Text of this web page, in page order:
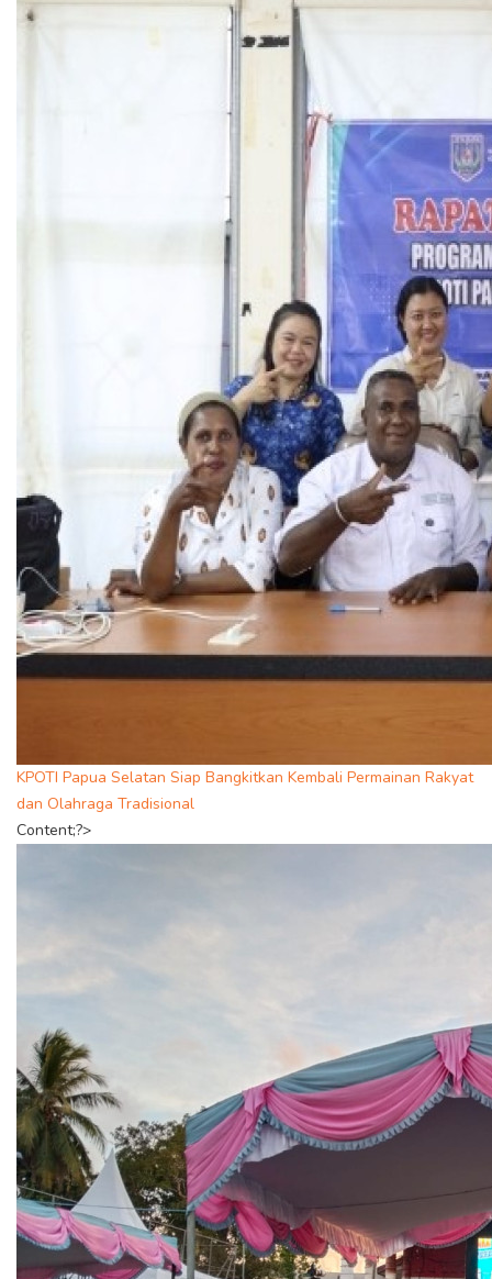
KPOTI Papua Selatan Siap Bangkitkan Kembali Permainan Rakyat
dan Olahraga Tradisional
Content;?>